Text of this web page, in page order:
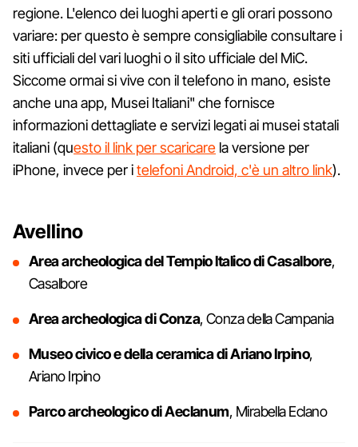
regione. L'elenco dei luoghi aperti e gli orari possono
variare: per questo è sempre consigliabile consultare i
siti ufficiali del vari luoghi o il sito ufficiale del MiC.
Siccome ormai si vive con il telefono in mano, esiste
anche una app, Musei Italiani" che fornisce
informazioni dettagliate e servizi legati ai musei statali
italiani (questo il link per scaricare la versione per
iPhone, invece per itelefoni Android, c'è un altro link).
Avellino
Area archeologica del Tempio Italico di Casalbore,
Casalbore
Area archeologica di Conza, Conza della Campania
Museo civico e della ceramica di Ariano Irpino,
Ariano Irpino
Parco archeologico di Aeclanum, Mirabella Eclano